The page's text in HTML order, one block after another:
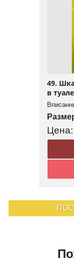
49.
в
Цена: